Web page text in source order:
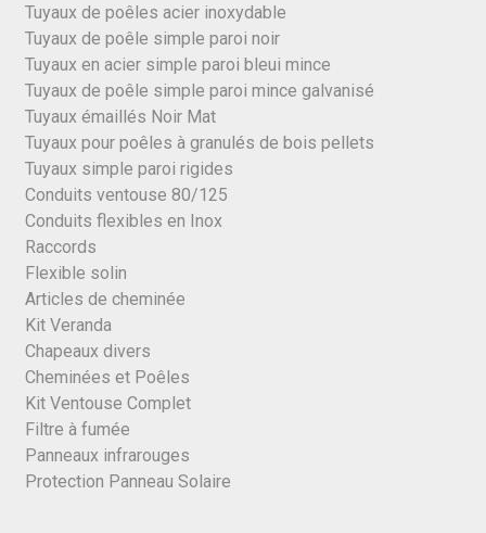
Tuyaux de poêles acier inoxydable
Tuyaux de poêle simple paroi noir
Tuyaux en acier simple paroi bleui mince
Tuyaux de poêle simple paroi mince galvanisé
Tuyaux émaillés Noir Mat
Tuyaux pour poêles à granulés de bois pellets
Tuyaux simple paroi rigides
Conduits ventouse 80/125
Conduits flexibles en Inox
Raccords
Flexible solin
Articles de cheminée
Kit Veranda
Chapeaux divers
Cheminées et Poêles
Kit Ventouse Complet
Filtre à fumée
Panneaux infrarouges
Protection Panneau Solaire